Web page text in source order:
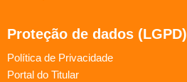
Proteção de dados (LGPD)
Política de Privacidade
Portal do Titular